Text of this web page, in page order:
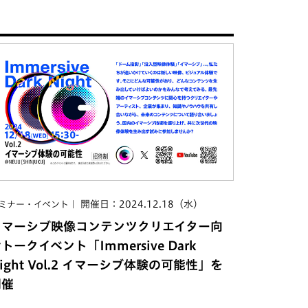
ナー・イベント 開催日：2024.12.18（水）
ーシブ映像コンテンツクリエイター向
ークイベント「Immersive Dark
Vol.2 イマーシブ体験の可能性」を